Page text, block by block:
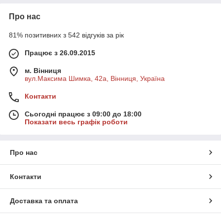
Про нас
81% позитивних з 542 відгуків за рік
Працює з 26.09.2015
м. Вінниця
вул.Максима Шимка, 42а, Вінниця, Україна
Контакти
Сьогодні працює з 09:00 до 18:00
Показати весь графік роботи
Про нас
Контакти
Доставка та оплата